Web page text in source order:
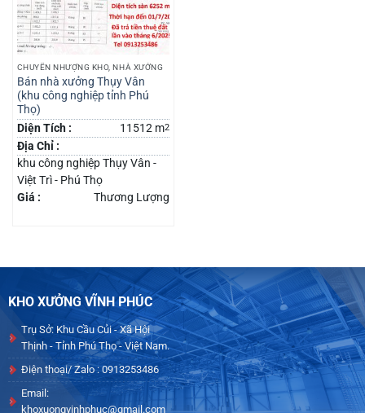
CHUYỂN NHƯỢNG KHO, NHÀ XƯỞNG
Bán nhà xưởng Thụy Vân
(khu công nghiệp tỉnh Phú
Thọ)
Diện Tích :
11512 m2
Địa Chỉ :
khu công nghiệp Thụy Vân -
Việt Trì - Phú Thọ
Giá :
Thương Lượng
KHO XƯỞNG VĨNH PHÚC
Trụ Sở: Khu Cầu Củi - Xã Hội
Thịnh - Tỉnh Phú Thọ - Việt Nam.
Điện thoại/ Zalo : 0913253486
Email:
khoxuongvinhphuc@gmail.com